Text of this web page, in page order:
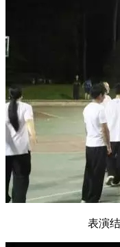
表演结